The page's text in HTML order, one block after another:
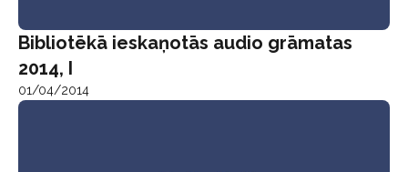
Bibliotēkā ieskaņotās audio grāmatas
2014, I
01/04/2014